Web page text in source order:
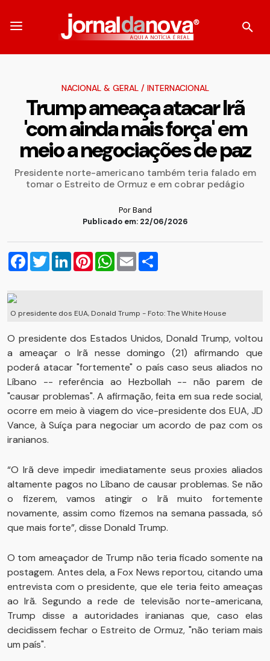
NACIONAL & GERAL/ INTERNACIONAL
Trump ameaça atacar Irã
'com ainda mais força' em
meio a negociações de paz
Presidente norte-americano também teria falado em
tomar o Estreito de Ormuz e em cobrar pedágio
Por Band
Publicado em: 22/06/2026
Facebook
TwitterLinkedInPinterestWhatsApp
Email
O presidente dos EUA, Donald Trump - Foto: The White House
O presidente dos Estados Unidos, Donald Trump, voltou
a ameaçar o Irã nesse domingo (21) afirmando que
poderá atacar "fortemente" o país caso seus aliados no
Líbano -- referência ao Hezbollah -- não parem de
"causar problemas". A afirmação, feita em sua rede social,
ocorre em meio à viagem do vice-presidente dos EUA, JD
Vance, à Suíça para negociar um acordo de paz com os
iranianos.
“O Irã deve impedir imediatamente seus proxies aliados
altamente pagos no Líbano de causar problemas. Se não
o fizerem, vamos atingir o Irã muito fortemente
novamente, assim como fizemos na semana passada, só
que mais forte”, disse Donald Trump.
O tom ameaçador de Trump não teria ficado somente na
postagem. Antes dela, a Fox News reportou, citando uma
entrevista com o presidente, que ele teria feito ameaças
ao Irã. Segundo a rede de televisão norte-americana,
Trump disse a autoridades iranianas que, caso elas
decidissem fechar o Estreito de Ormuz, "não teriam mais
um país".